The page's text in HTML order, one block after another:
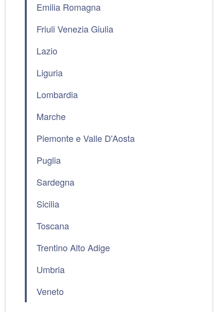
Emilia Romagna
Friuli Venezia Giulia
Lazio
Liguria
Lombardia
Marche
Piemonte e Valle D'Aosta
Puglia
Sardegna
Sicilia
Toscana
Trentino Alto Adige
Umbria
Veneto